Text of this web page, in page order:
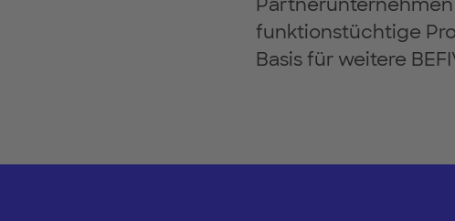
funktionstüchtige
Basis für weitere